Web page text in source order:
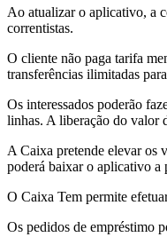
Ao atualizar o aplicativo, a
correntistas.
O cliente não paga tarifa
transferências ilimitadas
Os interessados poderão
linhas. A liberação do valor
A Caixa pretende elevar os
poderá baixar o aplicativo a
O Caixa Tem permite
Os pedidos de empréstimo